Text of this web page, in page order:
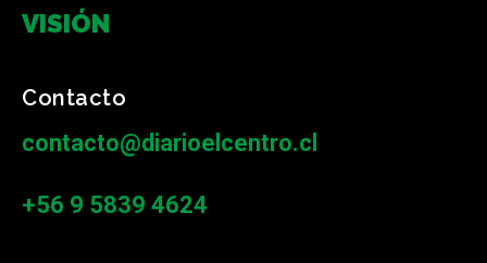
VISIÓN
Contacto
contacto@diarioelcentro.cl
+56 9 5839 4624